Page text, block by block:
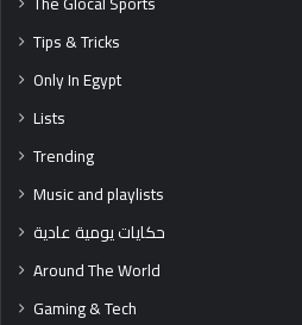
Tips & Tricks
Only In Egypt
Lists
Trending
Music and playlists
حكايات يومية عادية
Around The World
Gaming & Tech